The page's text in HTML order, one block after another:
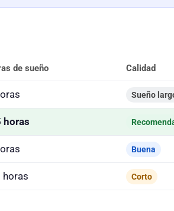
de sueño Calidad
Sueño
horas
Buena
horas Corto